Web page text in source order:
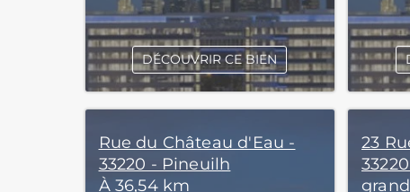
DÉCOUVRIR CE BIEN
Rue du Château d'Eau -
33220 - Pineuilh
À 36,54 km
23